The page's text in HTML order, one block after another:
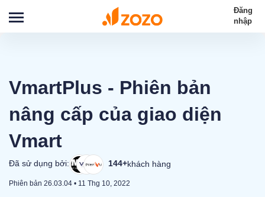
Đăng
nhập
VmartPlus - Phiên bản
nâng cấp của giao diện
Vmart
Đã sử dụng bởi: 144+khách hàng
Phiên bản 26.03.04 • 11 Thg 10, 2022